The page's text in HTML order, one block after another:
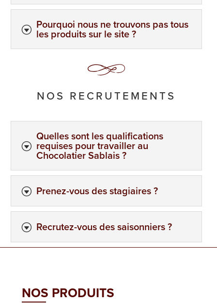
G Pourquoi nous ne trouvons pas tous
les produits sur le site ?
NOS RECRUTEMENTS
G
Quelles sont les qualifications
requises pour travailler au
Chocolatier Sablais ?
G Prenez-vous des stagiaires ?
G Recrutez-vous des saisonniers ?
NOS PRODUITS